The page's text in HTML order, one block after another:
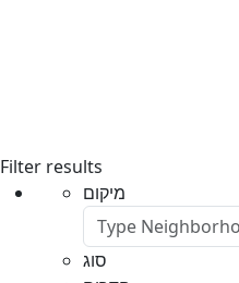
Filter results
מיקום
סוג